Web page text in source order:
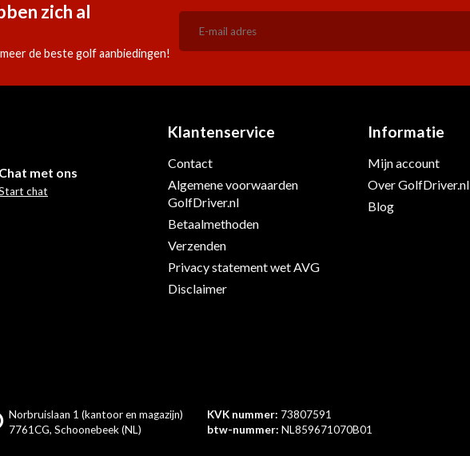
zich al
de beste golf aanbiedingen!
Chat met ons
chat
Klantenservice
Contact
Algemene voorwaarden
GolfDriver.nl
Betaalmethoden
Verzenden
Privacy statement wet AVG
Disclaimer
Informatie
Mijn account
Over GolfDriver.nl
Blog
Norbruislaan 1 (kantoor en magazijn)
7761CG, Schoonebeek (NL)
KVK nummer: 73807591
btw-nummer: NL859671070B01